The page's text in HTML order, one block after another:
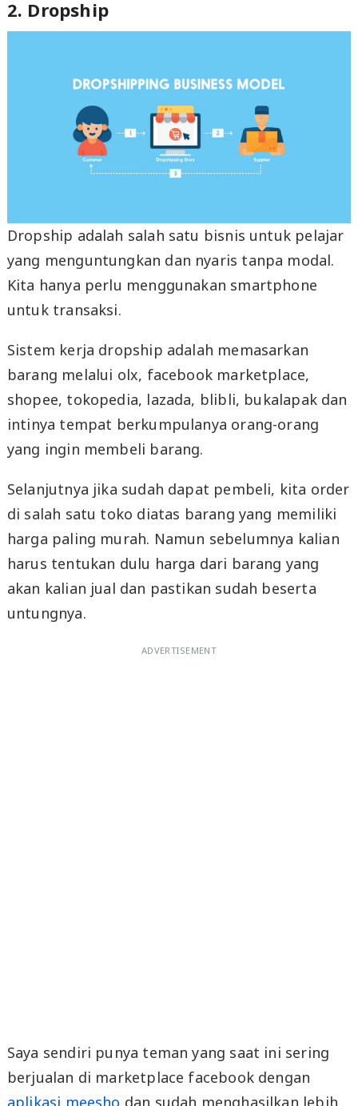
2. Dropship
Dropship adalah salah satu bisnis untuk pelajar
yang menguntungkan dan nyaris tanpa modal.
Kita hanya perlu menggunakan smartphone
untuk transaksi.
Sistem kerja dropship adalah memasarkan
barang melalui olx, facebook marketplace,
shopee, tokopedia, lazada, blibli, bukalapak dan
intinya tempat berkumpulanya orang-orang
yang ingin membeli barang.
Selanjutnya jika sudah dapat pembeli, kita order
di salah satu toko diatas barang yang memiliki
harga paling murah. Namun sebelumnya kalian
harus tentukan dulu harga dari barang yang
akan kalian jual dan pastikan sudah beserta
untungnya.
ADVERTISEMENT
Saya sendiri punya teman yang saat ini sering
berjualan di marketplace facebook dengan
aplikasi meesho dan sudah menghasilkan lebih